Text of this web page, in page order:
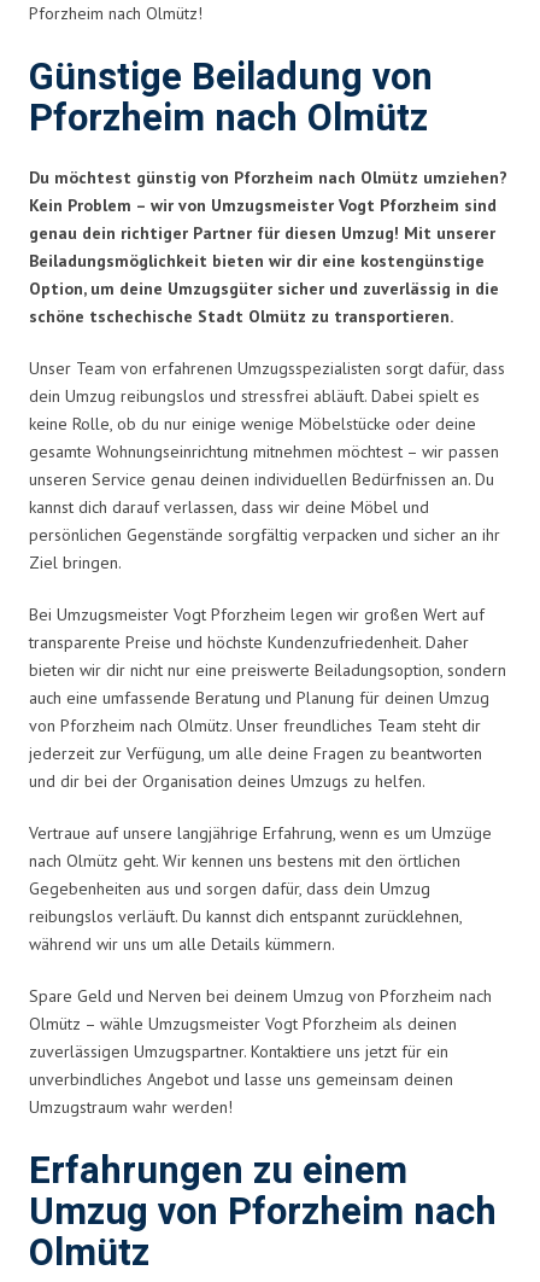
Pforzheim nach Olmütz!
Günstige Beiladung von
Pforzheim nach Olmütz
Du möchtest günstig von Pforzheim nach Olmütz umziehen?
Kein Problem – wir von Umzugsmeister Vogt Pforzheim sind
genau dein richtiger Partner für diesen Umzug! Mit unserer
Beiladungsmöglichkeit bieten wir dir eine kostengünstige
Option, um deine Umzugsgüter sicher und zuverlässig in die
schöne tschechische Stadt Olmütz zu transportieren.
Unser Team von erfahrenen Umzugsspezialisten sorgt dafür, dass
dein Umzug reibungslos und stressfrei abläuft. Dabei spielt es
keine Rolle, ob du nur einige wenige Möbelstücke oder deine
gesamte Wohnungseinrichtung mitnehmen möchtest – wir passen
unseren Service genau deinen individuellen Bedürfnissen an. Du
kannst dich darauf verlassen, dass wir deine Möbel und
persönlichen Gegenstände sorgfältig verpacken und sicher an ihr
Ziel bringen.
Bei Umzugsmeister Vogt Pforzheim legen wir großen Wert auf
transparente Preise und höchste Kundenzufriedenheit. Daher
bieten wir dir nicht nur eine preiswerte Beiladungsoption, sondern
auch eine umfassende Beratung und Planung für deinen Umzug
von Pforzheim nach Olmütz. Unser freundliches Team steht dir
jederzeit zur Verfügung, um alle deine Fragen zu beantworten
und dir bei der Organisation deines Umzugs zu helfen.
Vertraue auf unsere langjährige Erfahrung, wenn es um Umzüge
nach Olmütz geht. Wir kennen uns bestens mit den örtlichen
Gegebenheiten aus und sorgen dafür, dass dein Umzug
reibungslos verläuft. Du kannst dich entspannt zurücklehnen,
während wir uns um alle Details kümmern.
Spare Geld und Nerven bei deinem Umzug von Pforzheim nach
Olmütz – wähle Umzugsmeister Vogt Pforzheim als deinen
zuverlässigen Umzugspartner. Kontaktiere uns jetzt für ein
unverbindliches Angebot und lasse uns gemeinsam deinen
Umzugstraum wahr werden!
Erfahrungen zu einem
Umzug von Pforzheim nach
Olmütz